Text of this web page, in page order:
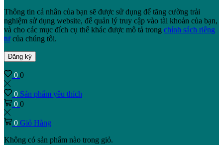
Thông tin cá nhân của bạn sẽ được sử dụng để tăng cường trải
nghiệm sử dụng website, để quản lý truy cập vào tài khoản của bạn,
và cho các mục đích cụ thể khác được mô tả trong chính sách riêng
tư của chúng tôi.
Đăng ký
0 0
0 Sản phẩm yêu thích
0 0
0 Giỏ Hàng
Không có sản phẩm nào trong giỏ.